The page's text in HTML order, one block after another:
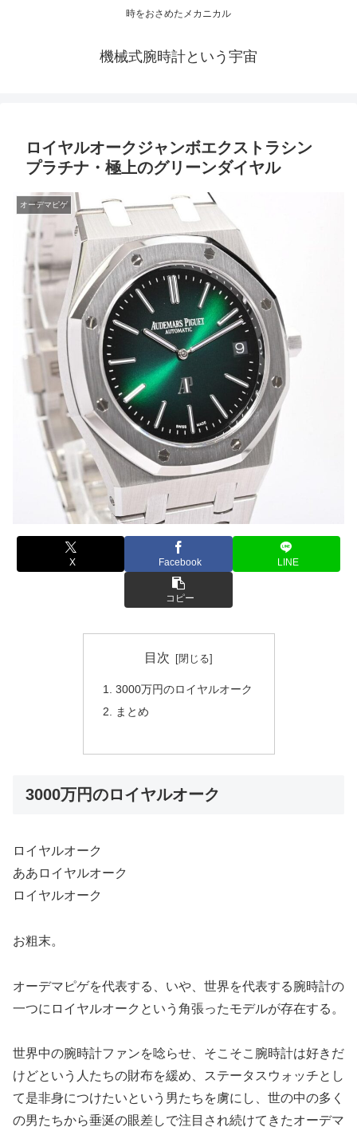
時をおさめたメカニカル
機械式腕時計という宇宙
ロイヤルオークジャンボエクストラシン
プラチナ・極上のグリーンダイヤル
オーデマピゲ
X Facebook LINE
コピー
目次
3000万円のロイヤルオーク
まとめ
3000万円のロイヤルオーク
ロイヤルオーク
ああロイヤルオーク
ロイヤルオーク
お粗末。
オーデマピゲを代表する、いや、世界を代表する腕時計の
一つにロイヤルオークという角張ったモデルが存在する。
世界中の腕時計ファンを唸らせ、そこそこ腕時計は好きだ
けどという人たちの財布を緩め、ステータスウォッチとし
て是非身につけたいという男たちを虜にし、世の中の多く
の男たちから垂涎の眼差しで注目され続けてきたオーデマ